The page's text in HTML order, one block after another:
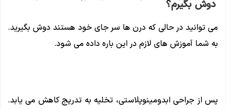
دوش بگیرم؟
می توانید در حالی که درن ها سر جای خود هستند دوش بگیرید.
به شما آموزش های لازم در این باره داده می شود.
پس از جراحی ابدومینوپلاستی، تخلیه به تدریج کاهش می یابد.